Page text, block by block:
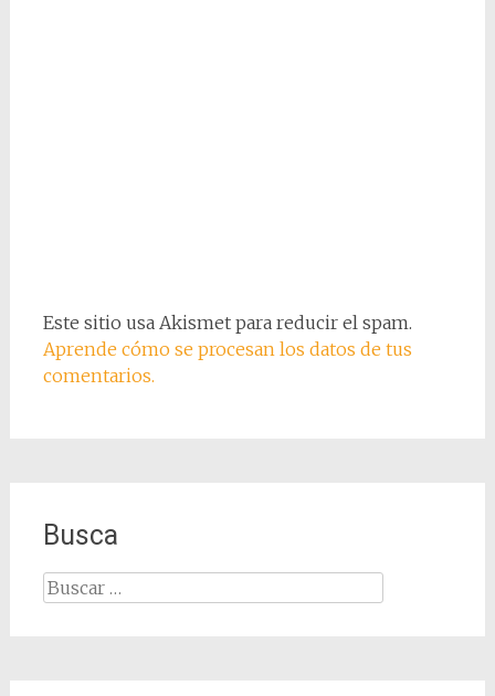
Este sitio usa Akismet para reducir el spam.
Aprende cómo se procesan los datos de tus
comentarios.
Busca
Buscar: